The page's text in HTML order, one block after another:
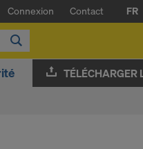
Connexion Contact
FR
TÉLÉCHARGER